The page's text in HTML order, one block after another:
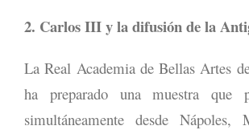
2. Carlos III y la difusión de la
La Real Academia de Bellas Artes
ha preparado una muestra que
simultáneamente desde